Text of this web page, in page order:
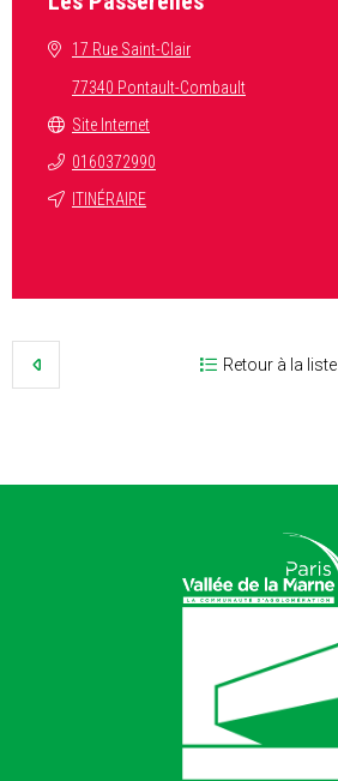
17 Rue Saint-Clair
77340 Pontault-Combault
Site Internet
0160372990
ITINÉRAIRE
Retour à la liste